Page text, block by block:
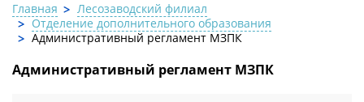
Главная
Лесозаводский филиал
Отделение дополнительного образования
Административный регламент МЗПК
Административный регламент МЗПК